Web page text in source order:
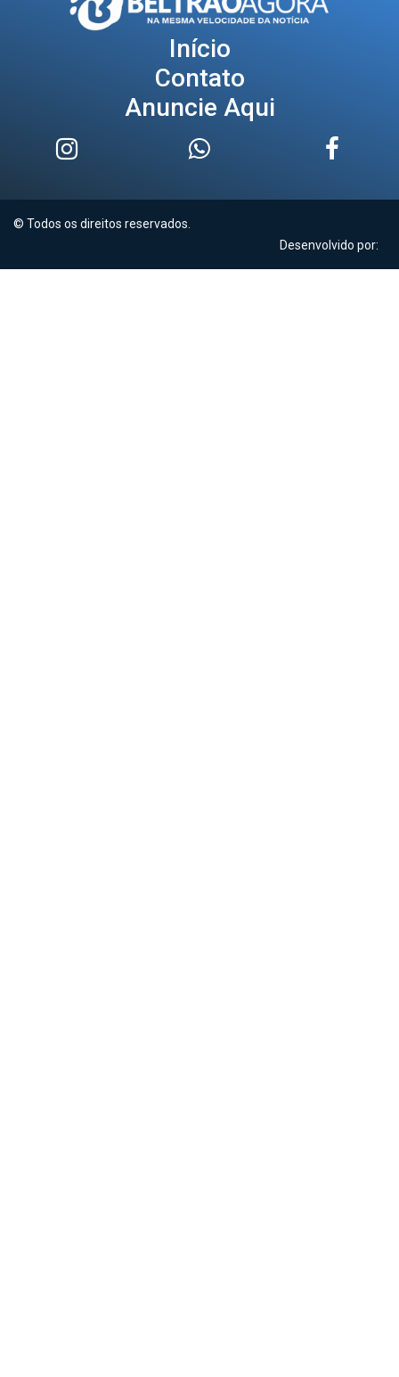
Início
Contato
Anuncie Aqui
© Todos os direitos reservados.
Desenvolvido por: